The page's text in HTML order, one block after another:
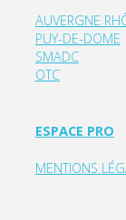
AUVERGNE
PUY-DE-DOME
SMADC
OTC
ESPACE PRO
MENTIONS